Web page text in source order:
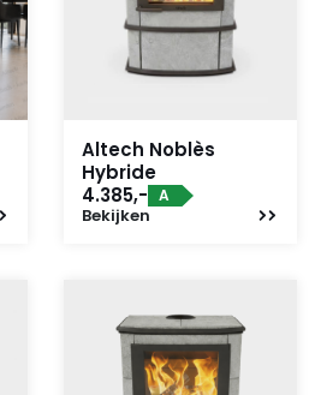
Altech Noblès
Hybride
4.385,- A
Bekijken